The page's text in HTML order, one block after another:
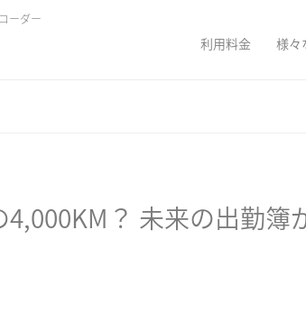
ーダー
利用料金 様々
？ 未来の出勤簿